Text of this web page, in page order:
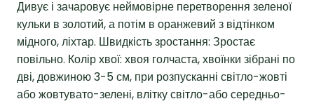
Дивує і зачаровує неймовірне перетворення зеленої
кульки в золотий, а потім в оранжевий з відтінком
мідного, ліхтар. Швидкість зростання: Зростає
повільно. Колір хвої: хвоя голчаста, хвоїнки зібрані по
дві, довжиною 3-5 см, при розпусканні світло-жовті
або жовтувато-зелені, влітку світло-або середньо-